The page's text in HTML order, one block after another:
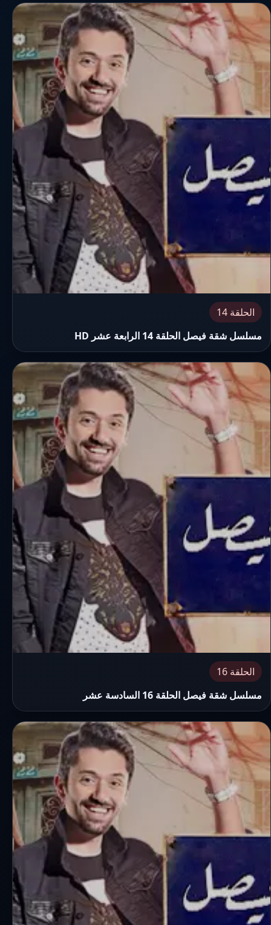
الحلقة 14
مسلسل شقة فيصل الحلقة 14 الرابعة عشر HD
الحلقة 16
مسلسل شقة فيصل الحلقة 16 السادسة عشر